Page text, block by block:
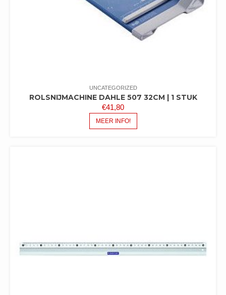
UNCATEGORIZED
ROLSNIJMACHINE DAHLE 507 32CM | 1 STUK
€41,80
MEER INFO!